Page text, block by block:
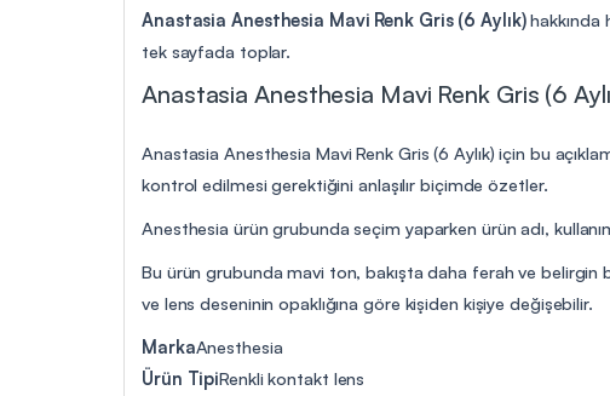
Anastasia Anesthesia Mavi Renk Gris (6 Aylık)hakkında
tek sayfada toplar.
Anastasia Anesthesia Mavi Renk Gris (6
Anastasia Anesthesia Mavi Renk Gris (6 Aylık) için bu
kontrol edilmesi gerektiğini anlaşılır biçimde özetler.
Anesthesia ürün grubunda seçim yaparken ürün adı,
Bu ürün grubunda mavi ton, bakışta daha ferah ve belirgin
ve lens deseninin opaklığına göre kişiden kişiye değişebilir.
MarkaAnesthesia
Ürün TipiRenkli kontakt lens